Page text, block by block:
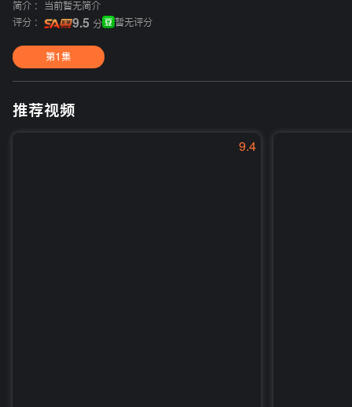
简介 :
当前暂无简介
评分 :
9.5 分 暂无评分
第1集
推荐视频
9.4